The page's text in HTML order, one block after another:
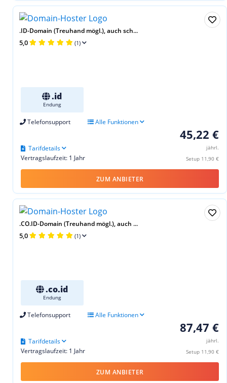
.ID-Domain (Treuhand mögl.), auch sch...
5,0 (1)
.id
Endung
Telefonsupport Alle Funktionen
45,22 €
jährl.
Setup 11,90 €
Vertragslaufzeit: 1 Jahr
Tarifdetails
ZUM ANBIETER
.CO.ID-Domain (Treuhand mögl.), auch ...
5,0 (1)
.co.id
Endung
Telefonsupport Alle Funktionen
87,47 €
jährl.
Setup 11,90 €
Vertragslaufzeit: 1 Jahr
Tarifdetails
ZUM ANBIETER